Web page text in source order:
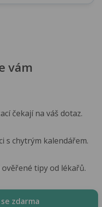
vám
čekají na váš dotaz.
s chytrým kalendářem.
tipy od lékařů.
zdarma